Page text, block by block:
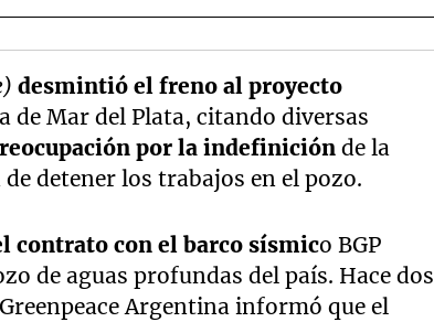
desmintió el freno al proyecto
de Mar del Plata, citando diversas
por la indefiniciónde la
detener los trabajos en el pozo.
contrato con el barco sísmico BGP
de aguas profundas del país. Hace dos
Argentina informó que el